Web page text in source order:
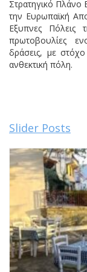
Στρατηγικό
την Ευρωπαϊκή
Εξυπνες Πόλεις
πρωτοβουλίες
δράσεις, με
ανθεκτική πόλη.
Slider Posts